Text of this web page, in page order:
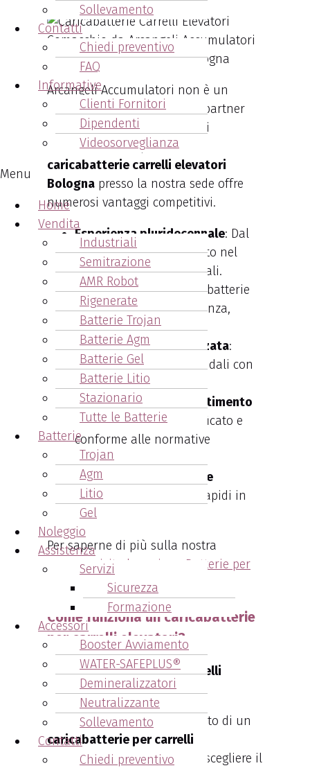
Sollevamento
Contatti
Chiedi preventivo
FAQ
Informative
Clienti Fornitori
Dipendenti
Videosorveglianza
Menu
Home
Vendita
Industriali
Semitrazione
AMR Robot
Rigenerate
Batterie Trojan
Batterie Agm
Batterie Gel
Batterie Litio
Stazionario
Tutte le Batterie
Batterie
Trojan
Agm
Litio
Gel
Noleggio
Assistenza
Servizi
Sicurezza
Formazione
Accessori
Booster Avviamento
WATER-SAFEPLUS®
Demineralizzatori
Neutralizzante
Sollevamento
Contatti
Chiedi preventivo
Arcangeli Accumulatori non è un
semplice rivenditore, ma un partner
strategico per aziende di ogni
dimensione. L’acquisto di un
caricabatterie carrelli elevatori
Bologna presso la nostra sede offre
numerosi vantaggi competitivi.
Esperienza pluridecennale: Dal
1970, punto di riferimento nel
settore batterie industriali.
Ampio catalogo: Caricabatterie
standard, ad alta frequenza,
intelligenti e rigenerati.
Consulenza personalizzata:
Analisi dei bisogni aziendali con
soluzioni su misura.
Servizio di ritiro e smaltimento
batterie esauste
: Certificato e
conforme alle normative
ambientali.
Team tecnico altamente
qualificato
: Interventi rapidi in
tutta la provincia.
Per saperne di più sulla nostra
gamma,visita la sezione Batterie per
Carrelli Elevatori.
Come funziona un caricabatterie
per carrelli elevatori?
Vendita Caricabatterie Carrelli
Elevatori Comacchio.
Comprendere il funzionamento di un
caricabatterie per carrelli
elevatoriaiuta le aziende a scegliere il